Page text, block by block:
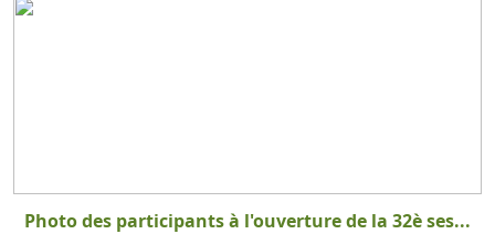
Photo des participants à l'ouverture de la 32è ses...